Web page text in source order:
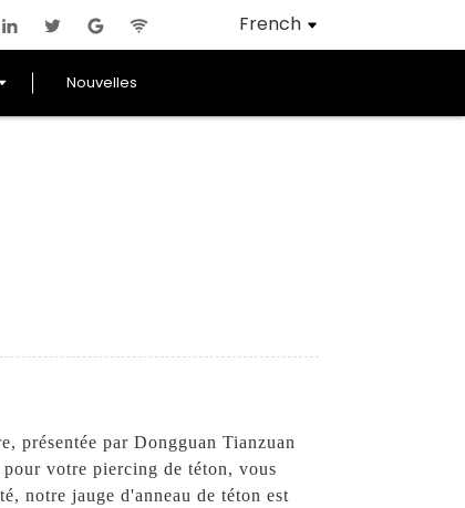
French
Nouvelles
présentée par Dongguan Tianzuan
votre piercing de téton, vous
notre jauge d'anneau de téton est